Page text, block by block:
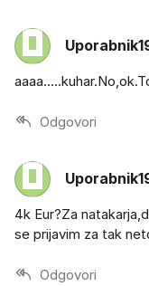
Odgovori
4k Eur?Za
se prijavim za tak
Odgovori